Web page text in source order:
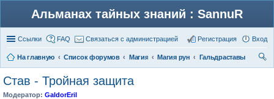
Альманах тайных знаний : SannuR
Ссылки FAQ Связаться с администрацией Вход
Регистрация
На главную Список форумов Магия Магия рун
Гальдраставы
Став - Тройная защита
Модератор: GaldorEril